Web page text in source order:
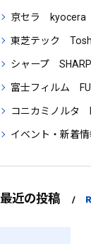
京セラ kyocera
東芝テック
シャープ SHARP
富士フィルム
コニカミノルタ
イベント・新着情
最近の投稿